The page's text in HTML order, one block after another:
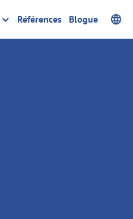
Références Blogue